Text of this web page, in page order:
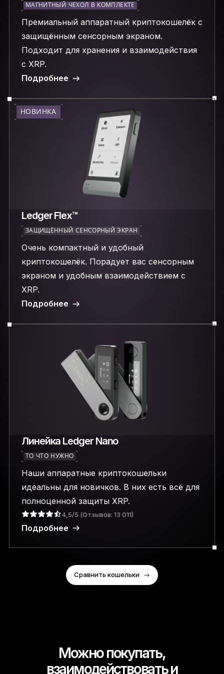
МАГНИТНЫЙ ЧЕХОЛ В КОМПЛЕКТЕ
Премиальный аппаратный криптокошелёк с
защищённым сенсорным экраном.
Подходит для хранения и взаимодействия
с XRP.
Подробнее
НОВИНКА
Ledger Flex™
ЗАЩИЩЁННЫЙ СЕНСОРНЫЙ ЭКРАН
Очень компактный и удобный
криптокошелёк. Порадует вас сенсорным
экраном и удобным взаимодействием с
XRP.
Подробнее
Линейка Ledger Nano
ТО ЧТО НУЖНО
Наши аппаратные криптокошельки
идеальны для новичков. В них есть всё для
полноценной защиты XRP.
4,5/5 (Отзывов: 13 011)
Подробнее
Сравнить кошельки
Можно покупать,
взаимодействовать и